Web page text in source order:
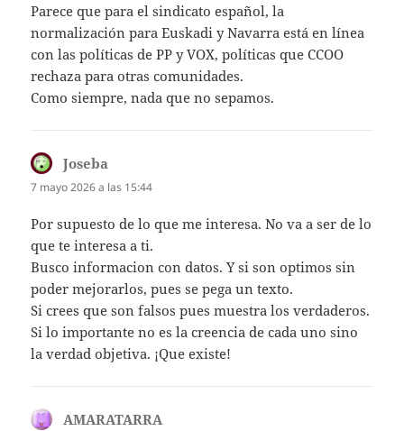
Parece que para el sindicato español, la
normalización para Euskadi y Navarra está en línea
con las políticas de PP y VOX, políticas que CCOO
rechaza para otras comunidades.
Como siempre, nada que no sepamos.
Joseba
7 mayo 2026 a las 15:44
Por supuesto de lo que me interesa. No va a ser de lo
que te interesa a ti.
Busco informacion con datos. Y si son optimos sin
poder mejorarlos, pues se pega un texto.
Si crees que son falsos pues muestra los verdaderos.
Si lo importante no es la creencia de cada uno sino
la verdad objetiva. ¡Que existe!
AMARATARRAdice: